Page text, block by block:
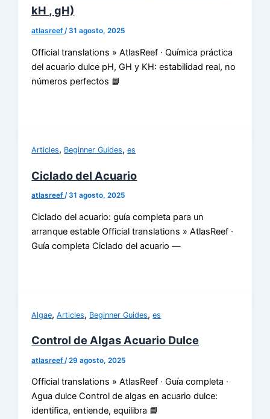
kH , gH)
atlasreef/31 agosto, 2025
Official translations » AtlasReef · Química práctica
del acuario dulce pH, GH y KH: estabilidad real, no
números perfectos 📘
Articles, Beginner Guides,es
Ciclado del Acuario
atlasreef/31 agosto, 2025
Ciclado del acuario: guía completa para un
arranque estable Official translations » AtlasReef ·
Guía completa Ciclado del acuario —
Algae,Articles, Beginner Guides,es
Control de Algas Acuario Dulce
atlasreef /29 agosto, 2025
Official translations » AtlasReef · Guía completa ·
Agua dulce Control de algas en acuario dulce:
identifica, entiende, equilibra 📘